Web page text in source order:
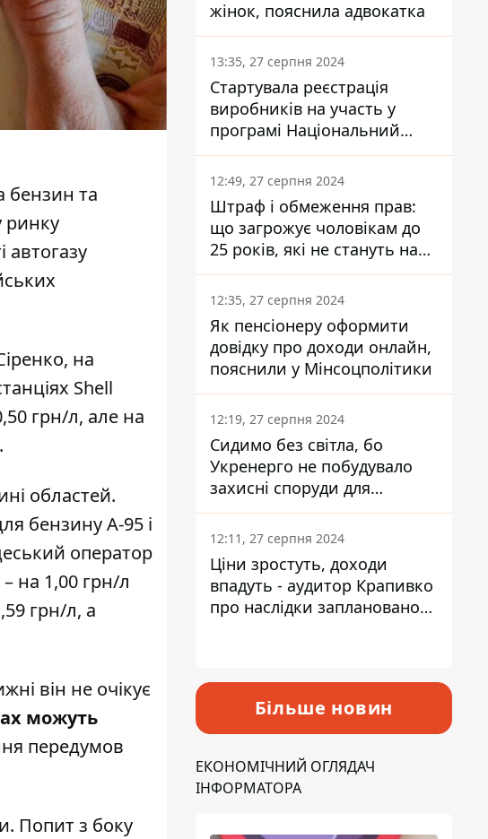
бензин та
ринку
на
Shell
грн/л, але на
областей.
бензину А-95 і
оператор
на 1,00 грн/л
грн/л, а
він не очікує
можуть
передумов
Попит з боку
жінок, пояснила адвокатка
13:35, 27 серпня 2024
Стартувала реєстрація
виробників на участь у
програмі Національний
кешбек: як це зробити
через портал Дія
12:49, 27 серпня 2024
Штраф і обмеження прав:
що загрожує чоловікам до
25 років, які не стануть на
військовий облік
12:35, 27 серпня 2024
Як пенсіонеру оформити
довідку про доходи онлайн,
пояснили у Мінсоцполітики
12:19, 27 серпня 2024
Сидимо без світла, бо
Укренерго не побудувало
захисні споруди для
енергетики - нардеп
Кучеренко
12:11, 27 серпня 2024
Ціни зростуть, доходи
впадуть - аудитор Крапивко
про наслідки запланованого
Більше новин
ЕКОНОМІЧНИЙ ОГЛЯДАЧ
ІНФОРМАТОРА